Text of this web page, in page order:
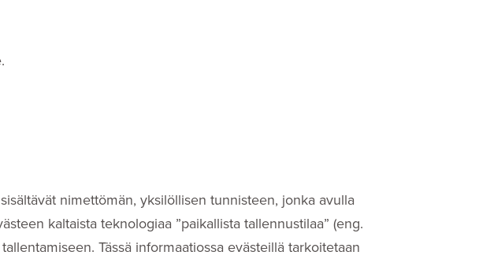
nimettömän, yksilöllisen tunnisteen, jonka avulla
kaltaista teknologiaa ”paikallista tallennustilaa” (eng.
Tässä informaatiossa evästeillä tarkoitetaan